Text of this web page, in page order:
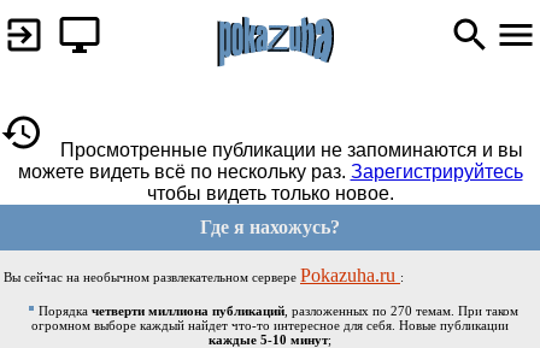
Просмотренные публикации не запоминаются и вы
можете видеть всё по нескольку раз. Зарегистрируйтесь
чтобы видеть только новое.
Где я нахожусь?
Вы сейчас на необычном развлекательном сервере Pokazuha.ru :
Порядка четверти миллиона публикаций, разложенных по 270 темам. При таком
огромном выборе каждый найдет что-то интересное для себя. Новые публикации
каждые 5-10 минут;